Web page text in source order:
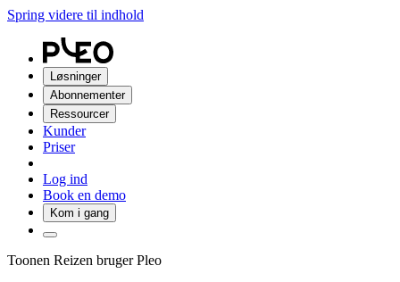
Spring videre til indhold
Løsninger
Abonnementer
Ressourcer
Kunder
Priser
Log ind
Book en demo
Kom i gang
Toonen Reizen bruger Pleo